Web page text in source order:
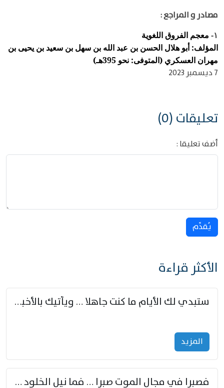
مصادر و المراجع :
١-
معجم الفروق اللغوية
المؤلف: أبو هلال الحسن بن عبد الله بن سهل بن سعيد بن يحيى بن
مهران العسكري (المتوفى: نحو 395هـ)
7 ديسمبر 2023
تعليقات (0)
أضف تعليقا :
يُقدِّم
الأكثر قراءة
ستبدي لك الأيام ما كنت جاهلا … ويأتيك بالأخبار من لم تزوّد
المزید
فصبرا في مجال الموت صبرا … فما نيل الخلود بمستطاع